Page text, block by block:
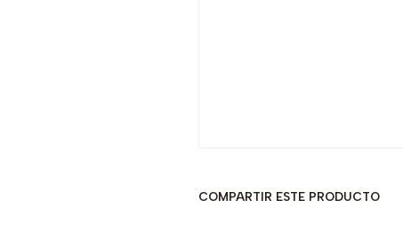
COMPARTIR ESTE PRODUCTO